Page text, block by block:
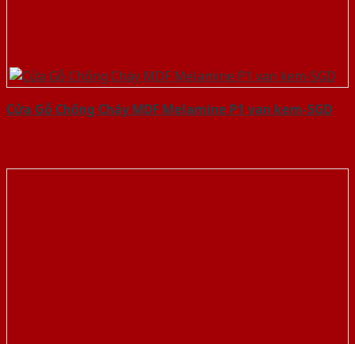
Cửa Gỗ Chống Cháy MDF Melamine P1 van kem-SGD